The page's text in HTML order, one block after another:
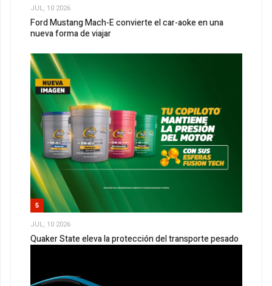
JUL, 10 2026
Ford Mustang Mach-E convierte el car-aoke en una
nueva forma de viajar
5
JUL, 10 2026
Quaker State eleva la protección del transporte pesado